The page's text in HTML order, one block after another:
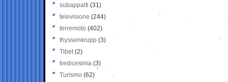
subappalti (31)
televisione(244)
terremoto (402)
thyssenkrupp (3)
Tibet(2)
tredicesima (3)
Turismo (62)